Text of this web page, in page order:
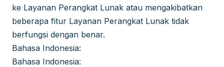
ke Layanan Perangkat Lunak atau mengakibatkan
beberapa fitur Layanan Perangkat Lunak tidak
berfungsi dengan benar.
Bahasa Indonesia:
Bahasa Indonesia: